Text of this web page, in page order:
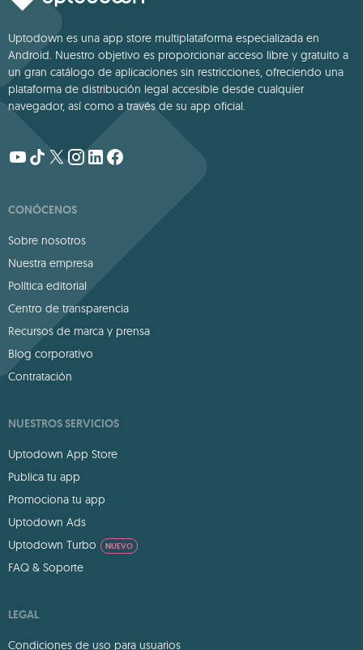
Uptodown es una app store multiplataforma especializada en
Android. Nuestro objetivo es proporcionar acceso libre y gratuito a
un gran catálogo de aplicaciones sin restricciones, ofreciendo una
plataforma de distribución legal accesible desde cualquier
navegador, así como a través de su app oficial.
CONÓCENOS
Sobre nosotros
Nuestra empresa
Política editorial
Centro de transparencia
Recursos de marca y prensa
Blog corporativo
Contratación
NUESTROS SERVICIOS
Uptodown App Store
Publica tu app
Promociona tu app
Uptodown Ads
Uptodown Turbo
NUEVO
FAQ & Soporte
LEGAL
Condiciones de uso para usuarios